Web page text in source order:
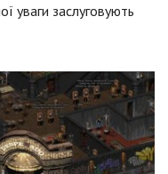
уваги заслуговують